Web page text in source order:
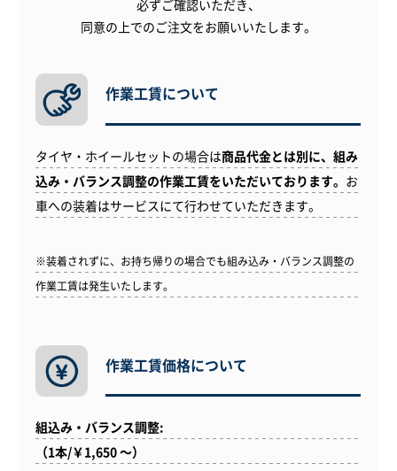
必ずご確認いただき、
同意の上でのご注文をお願いいたします。
作業工賃について
タイヤ・ホイールセットの場合は商品代金とは別に、組み
込み・バランス調整の作業工賃をいただいております。 お
車への装着はサービスにて行わせていただきます。
※装着されずに、お持ち帰りの場合でも組み込み・バランス調整の
作業工賃は発生いたします。
作業工賃価格について
組込み・バランス調整:
（1本/￥1,650 ～）